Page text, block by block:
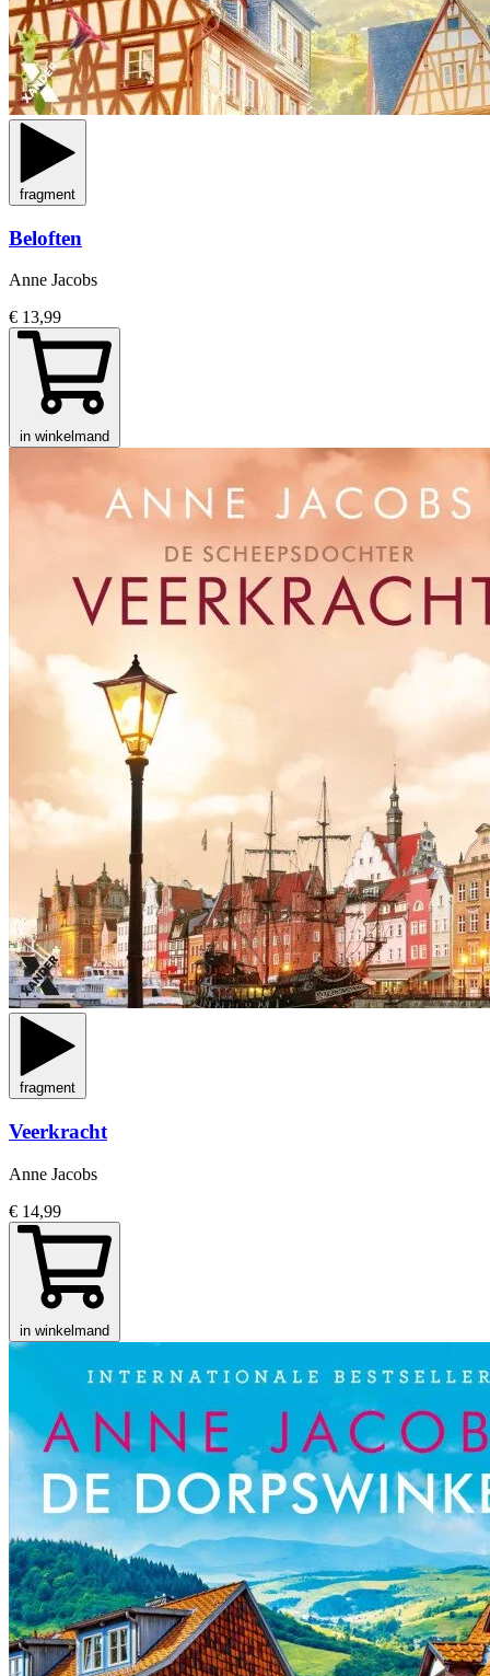
fragment
Beloften
Anne Jacobs
€ 13,99
in winkelmand
fragment
Veerkracht
Anne Jacobs
€ 14,99
in winkelmand